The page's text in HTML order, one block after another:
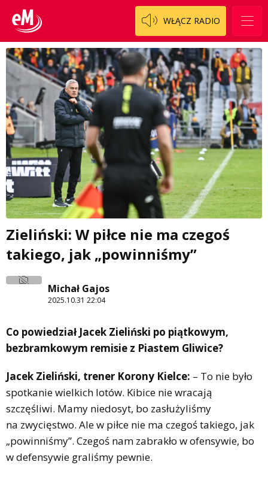
WŁĄCZ RADIO
Zieliński: W piłce nie ma czegoś
takiego, jak „powinniśmy”
Michał Gajos
2025.10.31 22:04
Co powiedział Jacek Zieliński po piątkowym,
bezbramkowym remisie z Piastem Gliwice?
Jacek Zieliński, trener Korony Kielce: – To nie było
spotkanie wielkich lotów. Kibice nie wracają
szczęśliwi. Mamy niedosyt, bo zasłużyliśmy
na zwycięstwo. Ale w piłce nie ma czegoś takiego, jak
„powinniśmy”. Czegoś nam zabrakło w ofensywie, bo
w defensywie graliśmy pewnie.